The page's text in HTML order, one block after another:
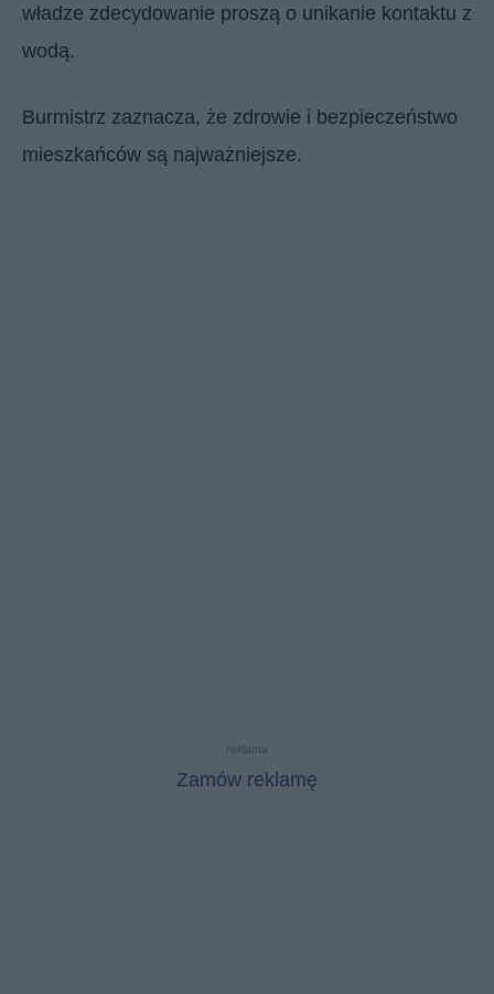
władze zdecydowanie proszą o unikanie kontaktu z
wodą.
Burmistrz zaznacza, że zdrowie i bezpieczeństwo
mieszkańców są najważniejsze.
reklama
Zamów reklamę